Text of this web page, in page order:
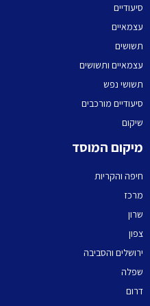
סיעודיים
עצמאיים
תשושים
עצמאיים ותשושים
תשושי נפש
סיעודיים מורכבים
שיקום
מיקום המוסד
חיפה והקריות
מרכז
שרון
צפון
ירושלים והסביבה
שפלה
דרום